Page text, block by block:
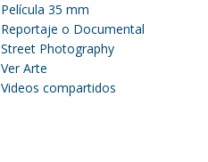
Película 35 mm
Reportaje o Documental
Street Photography
Ver Arte
Videos compartidos